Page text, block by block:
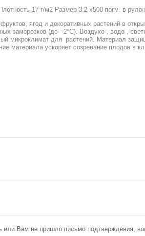
17 г/м2 Размер 3,2 х500 погм. в
ягод и декоративных растений в
заморозков (до -2°С). Воздухо-, водо-,
микроклимат для растений. Материал
материала ускоряет созревание плодов в
Вам не пришло письмо подтверждения,